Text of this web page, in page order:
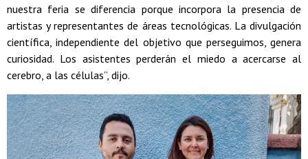
nuestra feria se diferencia porque incorpora la presencia de
artistas y representantes de áreas tecnológicas. La divulgación
científica, independiente del objetivo que perseguimos, genera
curiosidad. Los asistentes perderán el miedo a acercarse al
cerebro, a las células”, dijo.